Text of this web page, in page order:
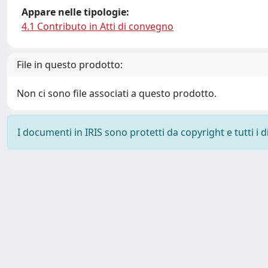
Appare nelle tipologie:
4.1 Contributo in Atti di convegno
File in questo prodotto:
Non ci sono file associati a questo prodotto.
I documenti in IRIS sono protetti da copyright e tutti i